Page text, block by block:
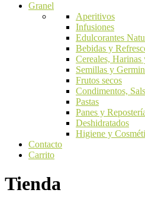
Granel
Aperitivos
Infusiones
Edulcorantes
Bebidas y
Cereales,
Semillas y
Frutos secos
Condimentos,
Pastas
Panes y
Deshidratados
Higiene y
Contacto
Carrito
Tienda